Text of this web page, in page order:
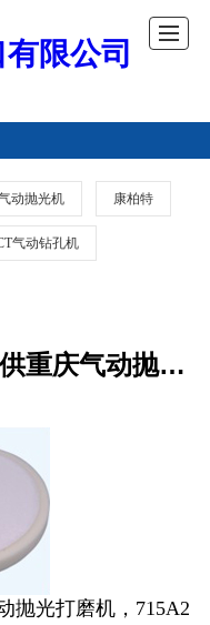
限公司
动抛光机 康柏特
气动钻孔机
日本compact康柏特 专供重庆气动抛光打磨机 715A2，进口汽车抛光机
抛光打磨机，715A2